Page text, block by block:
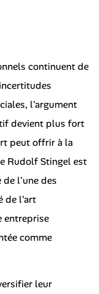
continuent de
l'argument
devient plus fort
peut offrir à la
Rudolf Stingel est
l'une des
de l'art
entreprise
comme
leur